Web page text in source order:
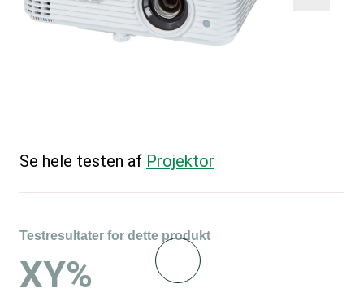
Se hele testen af Projektor
Testresultater for dette produkt
XY%